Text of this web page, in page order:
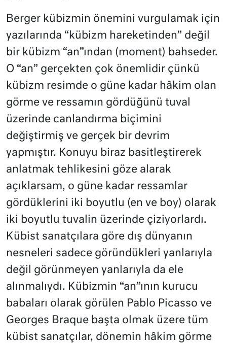
Berger kübizmin önemini vurgulamak için
yazılarında “kübizm hareketinden” değil
bir kübizm “an”ından (moment) bahseder.
O “an” gerçekten çok önemlidir çünkü
kübizm resimde o güne kadar hâkim olan
görme ve ressamın gördüğünü tuval
üzerinde canlandırma biçimini
değiştirmiş ve gerçek bir devrim
yapmıştır. Konuyu biraz basitleştirerek
anlatmak tehlikesini göze alarak
açıklarsam, o güne kadar ressamlar
gördüklerini iki boyutlu (en ve boy) olarak
iki boyutlu tuvalin üzerinde çiziyorlardı.
Kübist sanatçılara göre dış dünyanın
nesneleri sadece göründükleri yanlarıyla
değil görünmeyen yanlarıyla da ele
alınmalıydı. Kübizmin “an”ının kurucu
babaları olarak görülen Pablo Picasso ve
Georges Braque başta olmak üzere tüm
kübist sanatçılar, dönemin hâkim görme